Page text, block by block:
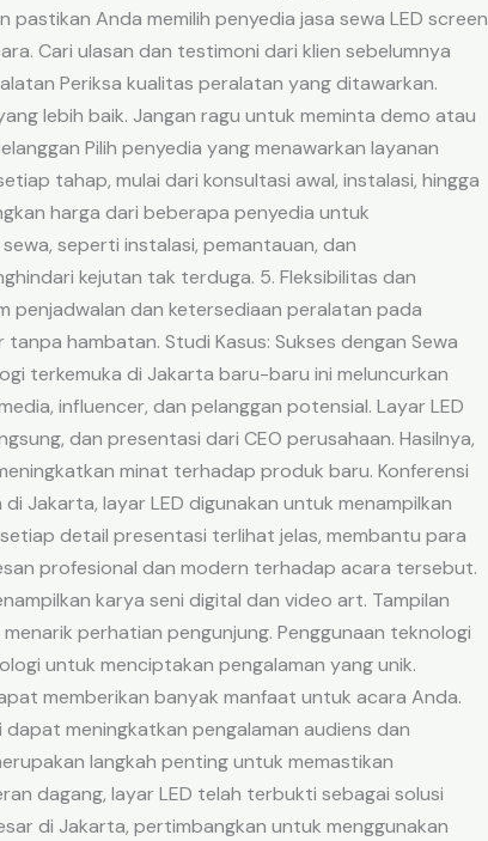
pastikan Anda memilih penyedia jasa sewa LED screen
Cari ulasan dan testimoni dari klien sebelumnya
Periksa kualitas peralatan yang ditawarkan.
lebih baik. Jangan ragu untuk meminta demo atau
Pilih penyedia yang menawarkan layanan
tahap, mulai dari konsultasi awal, instalasi, hingga
harga dari beberapa penyedia untuk
seperti instalasi, pemantauan, dan
kejutan tak terduga. 5. Fleksibilitas dan
penjadwalan dan ketersediaan peralatan pada
hambatan. Studi Kasus: Sukses dengan Sewa
terkemuka di Jakarta baru-baru ini meluncurkan
influencer, dan pelanggan potensial. Layar LED
dan presentasi dari CEO perusahaan. Hasilnya,
minat terhadap produk baru. Konferensi
Jakarta, layar LED digunakan untuk menampilkan
detail presentasi terlihat jelas, membantu para
profesional dan modern terhadap acara tersebut.
karya seni digital dan video art. Tampilan
perhatian pengunjung. Penggunaan teknologi
untuk menciptakan pengalaman yang unik.
memberikan banyak manfaat untuk acara Anda.
meningkatkan pengalaman audiens dan
langkah penting untuk memastikan
dagang, layar LED telah terbukti sebagai solusi
di Jakarta, pertimbangkan untuk menggunakan